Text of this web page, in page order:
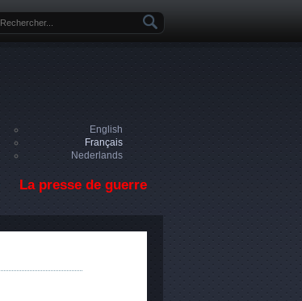
Formulaire de recherche
English
Français
Nederlands
La presse de guerre